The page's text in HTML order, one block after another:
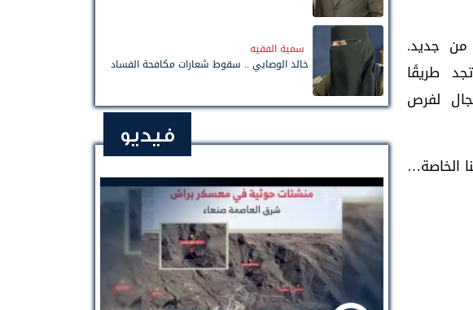
من جديد.
طريقًا
لفرص
الخاصة…
سمية الفقيه
خالد الوصابي .. سقوط شعارات مكافحة الفساد
فيديو